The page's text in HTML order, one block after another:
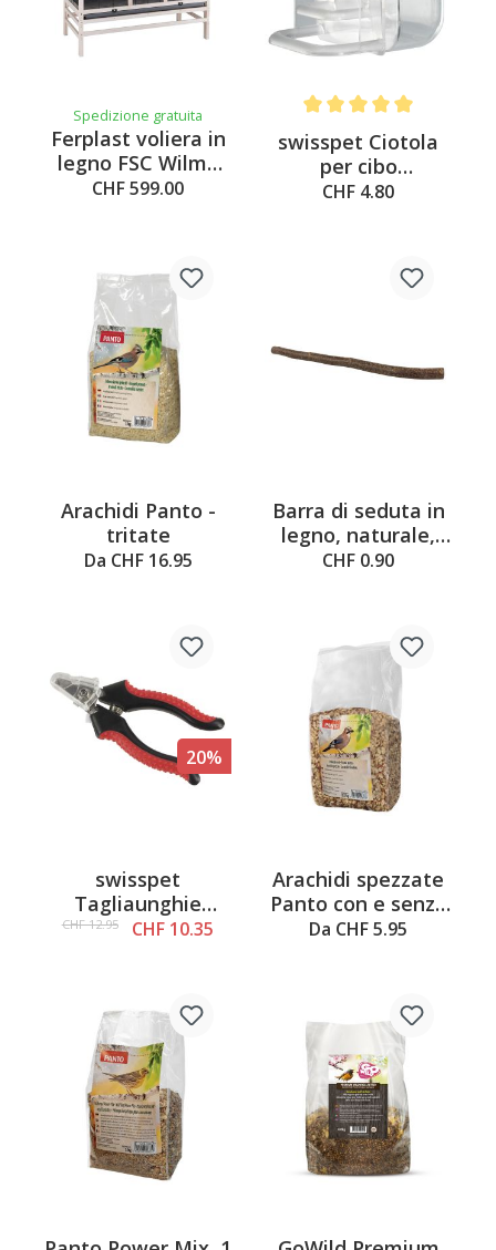
Spedizione gratuita
Ferplast voliera in
legno FSC Wilma
grande
CHF 599.00
Average rating of 5 out of
swisspet Ciotola
per cibo
trasparente, 70 ml
CHF 4.80
Arachidi Panto -
tritate
Da CHF 16.95
Barra di seduta in
legno, naturale,
L=475mm, 18-
CHF 0.90
20%
swisspet
Tagliaunghie
professionali,
CHF 12.95 CHF 10.35
Arachidi spezzate
Panto con e senza
buccia
Da CHF 5.95